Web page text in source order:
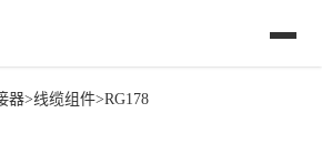
器>线缆组件>RG178